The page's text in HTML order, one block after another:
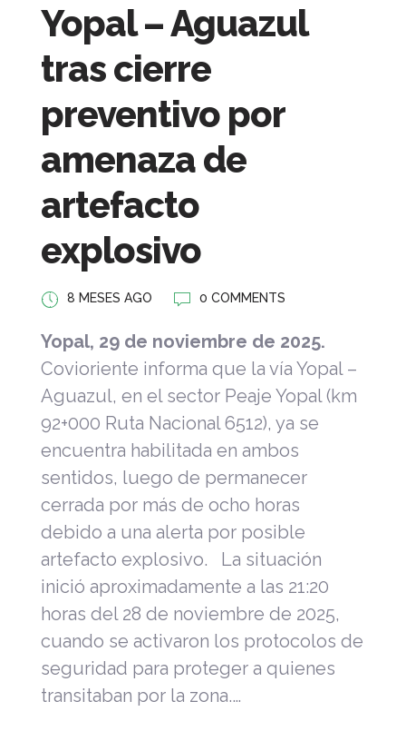
Yopal – Aguazul
tras cierre
preventivo por
amenaza de
artefacto
explosivo
8 MESES AGO 0 COMMENTS
Yopal, 29 de noviembre de 2025.
Covioriente informa que la vía Yopal –
Aguazul, en el sector Peaje Yopal (km
92+000 Ruta Nacional 6512), ya se
encuentra habilitada en ambos
sentidos, luego de permanecer
cerrada por más de ocho horas
debido a una alerta por posible
artefacto explosivo. La situación
inició aproximadamente a las 21:20
horas del 28 de noviembre de 2025,
cuando se activaron los protocolos de
seguridad para proteger a quienes
transitaban por la zona.…